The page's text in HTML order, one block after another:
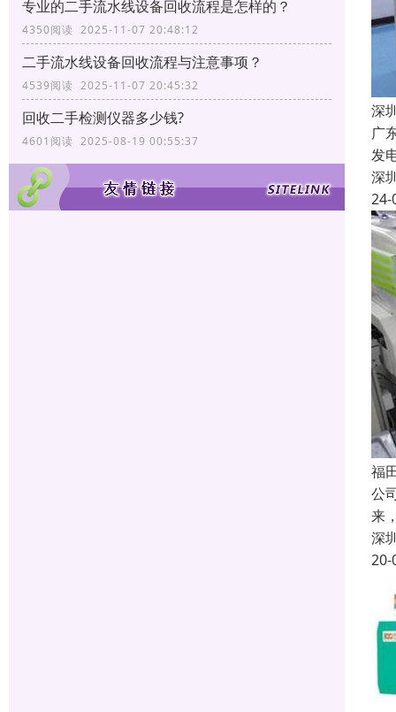
专业的二手流水线设备回收流程是怎样的？
4350阅读 2025-11-07 20:48:12
二手流水线设备回收流程与注意事项？
4539阅读 2025-11-07 20:45:32
回收二手检测仪器多少钱?
4601阅读 2025-08-19 00:55:37
深
广
发
深
24-
福
公
来
深
20-